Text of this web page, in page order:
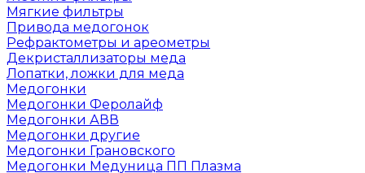
Мягкие фильтры
Привода медогонок
Рефрактометры и ареометры
Декристаллизаторы меда
Лопатки, ложки для меда
Медогонки
Медогонки Феролайф
Медогонки АВВ
Медогонки другие
Медогонки Грановского
Медогонки Медуница ПП Плазма